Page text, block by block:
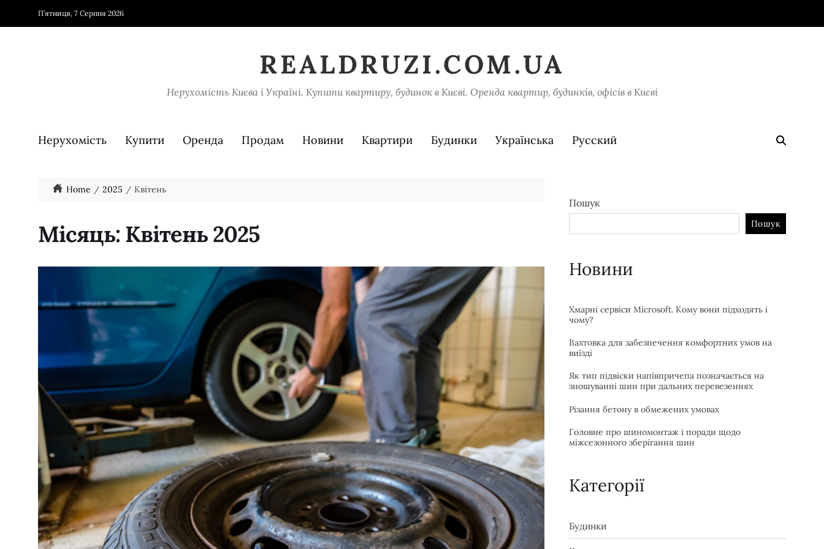
П’ятниця, 7 Серпня 2026
REALDRUZI.COM.UA
Нерухомість Києва і Україні. Купити квартиру, будинок в Києві. Оренда квартир, будинків, офісів в Києві
Нерухомість Купити Оренда Продам Новини Квартири Будинки Українська Русский
Home 2025 Квітень
Місяць: Квітень 2025
Пошук
Пошук
Новини
Хмарні сервіси Microsoft. Кому вони підходять і
чому?
Вахтовка для забезпечення комфортних умов на
виїзді
Як тип підвіски напівпричепа позначається на
зношуванні шин при дальних перевезеннях
Різання бетону в обмежених умовах
Головне про шиномонтаж і поради щодо
міжсезонного зберігання шин
Категорії
Будинки